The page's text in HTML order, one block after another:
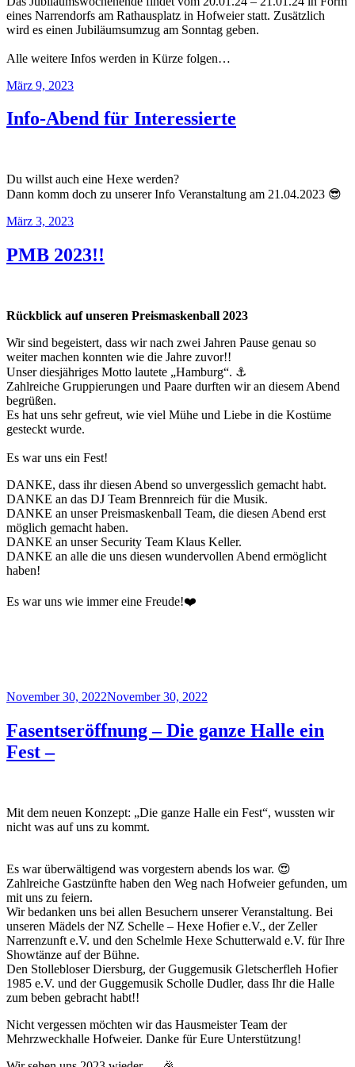
eines Narrendorfs am Rathausplatz in Hofweier statt. Zusätzlich
wird es einen Jubiläumsumzug am Sonntag geben.
Alle weitere Infos werden in Kürze folgen…
Veröffentlicht
März 9, 2023
Info-Abend für Interessierte
Du willst auch eine Hexe werden?
Dann komm doch zu unserer Info Veranstaltung am 21.04.2023 😎
Veröffentlicht
März 3, 2023
PMB 2023!!
Rückblick auf unseren Preismaskenball 2023
Wir sind begeistert, dass wir nach zwei Jahren Pause genau so
weiter machen konnten wie die Jahre zuvor!!
Unser diesjähriges Motto lautete „Hamburg“. ⚓️
Zahlreiche Gruppierungen und Paare durften wir an diesem Abend
begrüßen.
Es hat uns sehr gefreut, wie viel Mühe und Liebe in die Kostüme
gesteckt wurde.
Es war uns ein Fest!
DANKE, dass ihr diesen Abend so unvergesslich gemacht habt.
DANKE an das DJ Team Brennreich für die Musik.
DANKE an unser Preismaskenball Team, die diesen Abend erst
möglich gemacht haben.
DANKE an unser Security Team Klaus Keller.
DANKE an alle die uns diesen wundervollen Abend ermöglicht
haben!
Es war uns wie immer eine Freude!❤️
Veröffentlicht
November 30, 2022November 30, 2022
Fasentseröffnung – Die ganze Halle ein
Fest –
Mit dem neuen Konzept: „Die ganze Halle ein Fest“, wussten wir
nicht was auf uns zu kommt.
Es war überwältigend was vorgestern abends los war. 😍
Zahlreiche Gastzünfte haben den Weg nach Hofweier gefunden, um
mit uns zu feiern.
Wir bedanken uns bei allen Besuchern unserer Veranstaltung. Bei
unseren Mädels der NZ Schelle – Hexe Hofier e.V., der Zeller
Narrenzunft e.V. und den Schelmle Hexe Schutterwald e.V. für Ihre
Showtänze auf der Bühne.
Den Stollebloser Diersburg, der Guggemusik Gletscherfleh Hofier
1985 e.V. und der Guggemusik Scholle Dudler, dass Ihr die Halle
zum beben gebracht habt!!
Nicht vergessen möchten wir das Hausmeister Team der
Mehrzweckhalle Hofweier. Danke für Eure Unterstützung!